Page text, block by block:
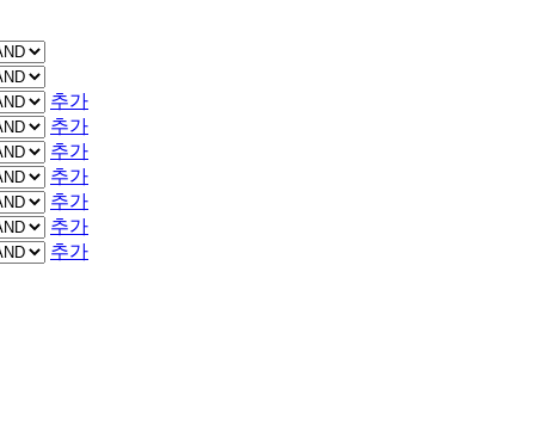
추가
추가
추가
추가
추가
추가
추가